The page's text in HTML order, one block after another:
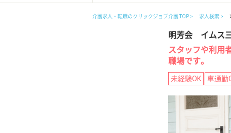
介護求人・転職のクリックジョブ介護 TOP 求人検索
明芳会 イムス
スタッフや利用
職場です。
未経験OK 車通勤